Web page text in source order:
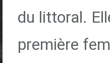
du littoral.
première